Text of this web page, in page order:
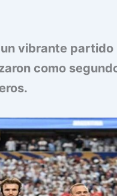
vibrante partido
como